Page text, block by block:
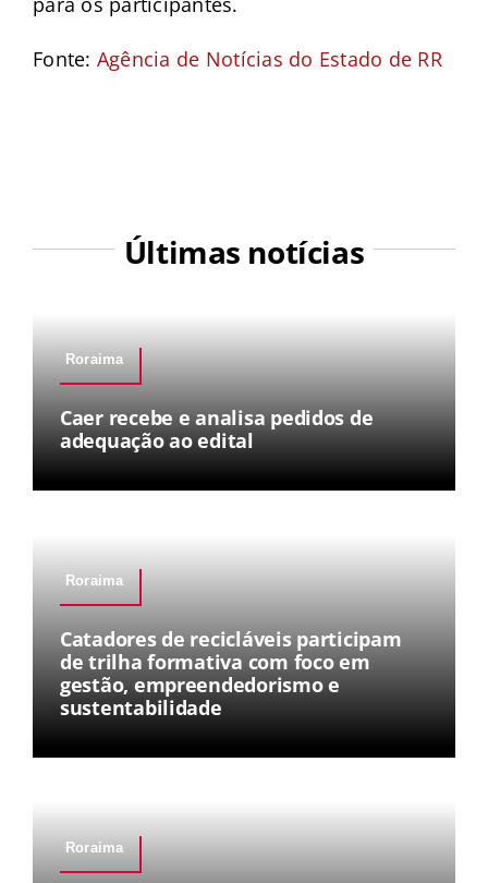
Fonte: Agência de Notícias do Estado de RR
Últimas notícias
Roraima
Caer recebe e analisa pedidos de
adequação ao edital
Roraima
Catadores de recicláveis participam
de trilha formativa com foco em
gestão, empreendedorismo e
sustentabilidade
Roraima